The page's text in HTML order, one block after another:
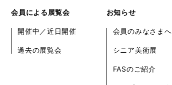
会員による展覧会
開催中／近日開催
過去の展覧会
お知らせ
会員のみなさまへ
シニア美術展
FASのご紹介